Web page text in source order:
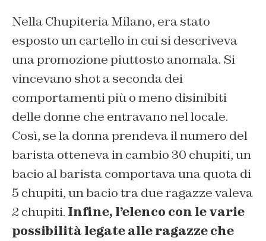
Nella Chupiteria Milano, era stato
esposto un cartello in cui si descriveva
una promozione piuttosto anomala. Si
vincevano shot a seconda dei
comportamenti più o meno disinibiti
delle donne che entravano nel locale.
Così, se la donna prendeva il numero del
barista otteneva in cambio 30 chupiti, un
bacio al barista comportava una quota di
5 chupiti, un bacio tra due ragazze valeva
2 chupiti. Infine, l’elenco con le varie
possibilità legate alle ragazze che